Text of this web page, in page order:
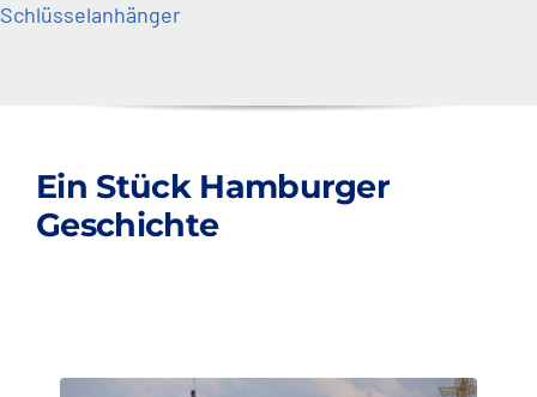
Schlüsselanhänger
Ein Stück Hamburger
Geschichte